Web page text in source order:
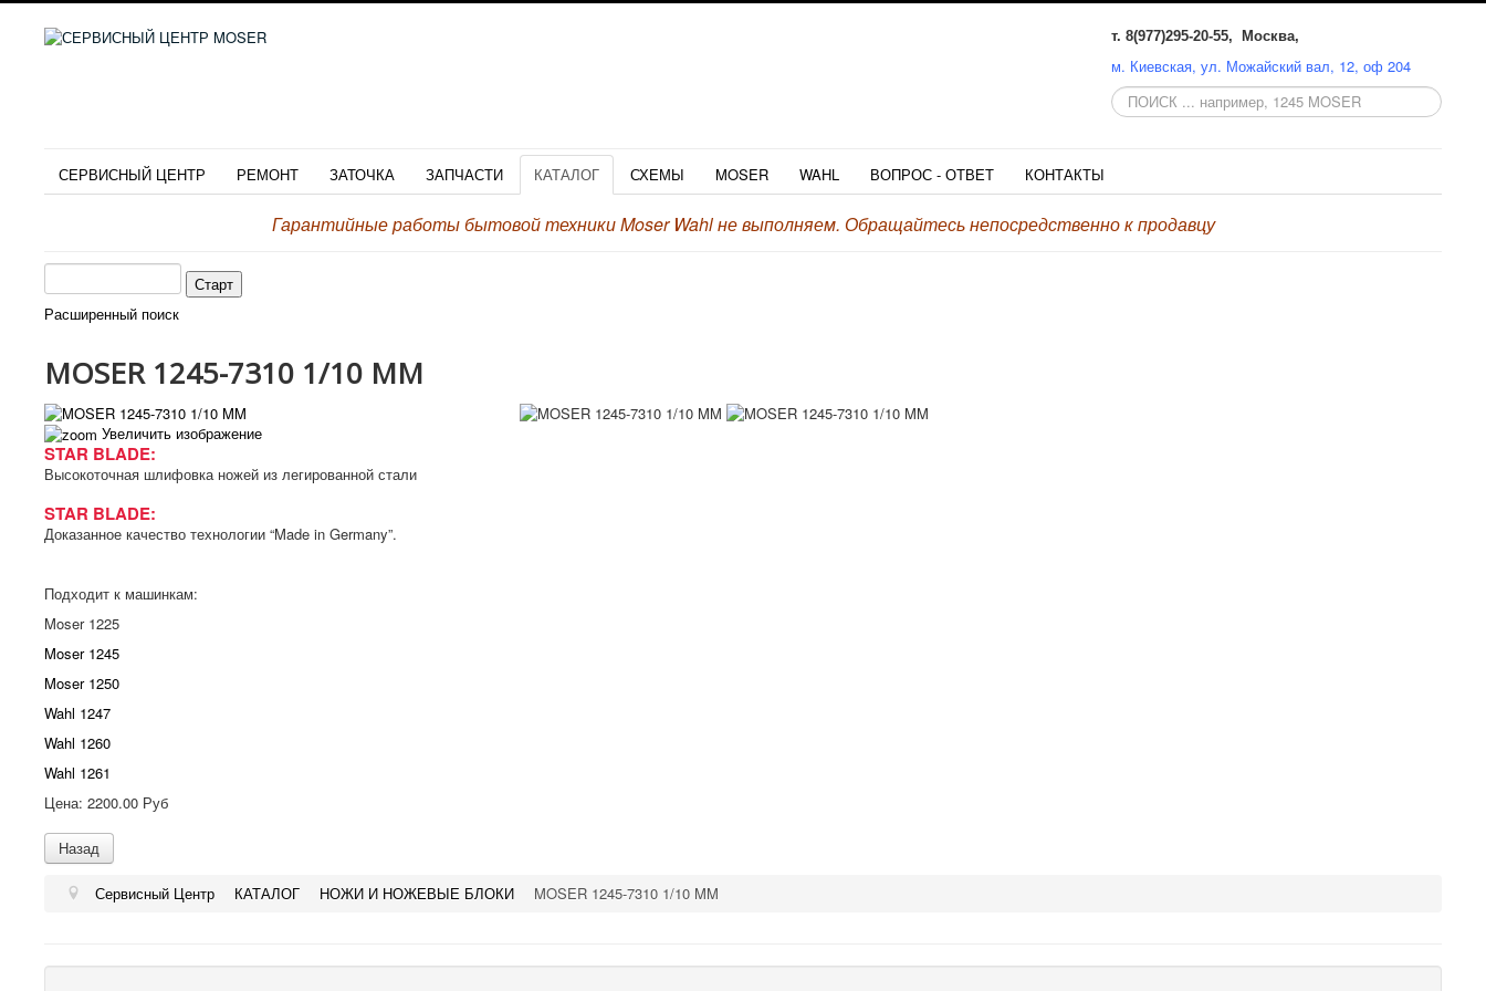
т. 8(977)295-20-55, Москва,
м. Киевская, ул. Можайский вал, 12, оф 204
Поиск
по
СЕРВИСНЫЙ ЦЕНТР
РЕМОНТ ЗАТОЧКА ЗАПЧАСТИ КАТАЛОГ СХЕМЫ MOSER WAHL ВОПРОС - ОТВЕТ КОНТАКТЫ
Гарантийные работы бытовой техники Moser Wahl не выполняем. Обращайтесь непосредственно к продавцу
Расширенный поиск
MOSER 1245-7310 1/10 MM
Увеличить изображение
STAR BLADE:
Высокоточная шлифовка ножей из легированной стали
STAR BLADE:
Доказанное качество технологии “Made in Germany”.
Подходит к машинкам:
Moser 1225
Moser 1245
Moser 1250
Wahl 1247
Wahl 1260
Wahl 1261
Цена: 2200.00 Руб
Сервисный Центр КАТАЛОГ НОЖИ И НОЖЕВЫЕ БЛОКИ MOSER 1245-7310 1/10 MM